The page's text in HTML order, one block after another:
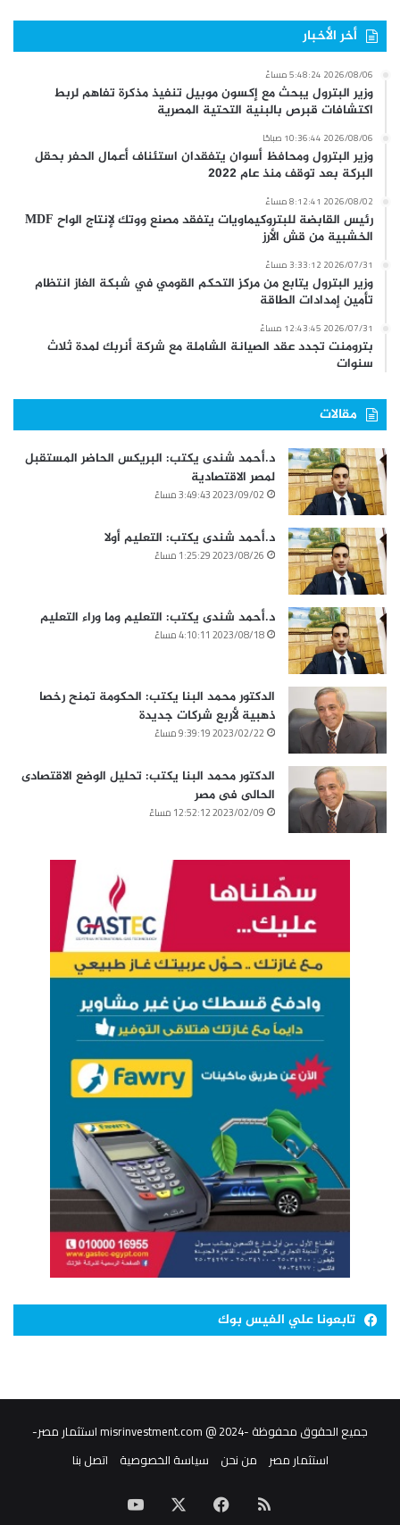
أخر الأخبار
2026/08/06 5:48:24 مساءً
وزير البترول يبحث مع إكسون موبيل تنفيذ مذكرة تفاهم لربط
اكتشافات قبرص بالبنية التحتية المصرية
2026/08/06 10:36:44 صباحًا
وزير البترول ومحافظ أسوان يتفقدان استئناف أعمال الحفر بحقل
البركة بعد توقف منذ عام 2022
2026/08/02 8:12:41 مساءً
رئيس القابضة للبتروكيماويات يتفقد مصنع ووتك لإنتاج الواح MDF
الخشبية من قش الأرز
2026/07/31 3:33:12 مساءً
وزير البترول يتابع من مركز التحكم القومي في شبكة الغاز انتظام
تأمين إمدادات الطاقة
2026/07/31 12:43:45 مساءً
بترومنت تجدد عقد الصيانة الشاملة مع شركة أنربك لمدة ثلاث
سنوات
مقالات
د.أحمد شندى يكتب: البريكس الحاضر المستقبل
لمصر الاقتصادية
2023/09/02 3:49:43 مساءً
د.أحمد شندى يكتب: التعليم أولا
2023/08/26 1:25:29 مساءً
د.أحمد شندى يكتب: التعليم وما وراء التعليم
2023/08/18 4:10:11 مساءً
الدكتور محمد البنا يكتب: الحكومة تمنح رخصا
ذهبية لأربع شركات جديدة
2023/02/22 9:39:19 مساءً
الدكتور محمد البنا يكتب: تحليل الوضع الاقتصادى
الحالى فى مصر
2023/02/09 12:52:12 مساءً
تابعونا علي الفيس بوك
جميع الحقوق محفوظة -misrinvestment.com @ 2024 استثمار مصر-
استثمار مصر
من نحن سياسة الخصوصية اتصل بنا
ملخص فيسبوك